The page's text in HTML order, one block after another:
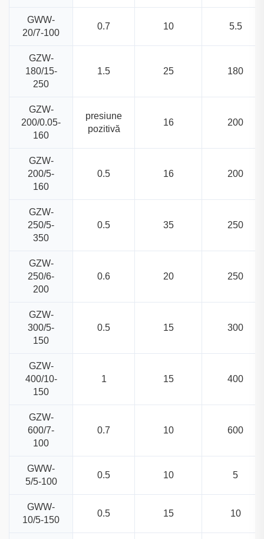
GWW-
20/7-100
0.7 10 5.5
GZW-
180/15-
250
1.5 25 180
GZW-
200/0.05-
160
presiune
pozitivă
16 200
GZW-
200/5-
160
0.5 16 200
GZW-
250/5-
350
0.5 35 250
GZW-
250/6-
200
0.6 20 250
GZW-
300/5-
150
0.5 15 300
GZW-
400/10-
150
1 15 400
GZW-
600/7-
100
0.7 10 600
GWW-
5/5-100
0.5 10 5
GWW-
10/5-150
0.5 15 10